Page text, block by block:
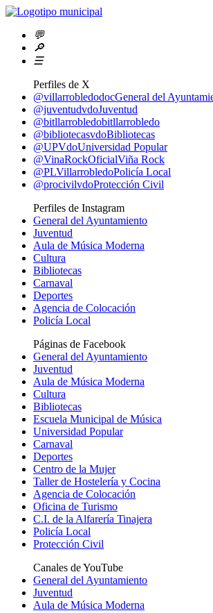
💬
🔎
☰
Perfiles de X
@villarrobledodocGeneral del
@juventudvdoJuventud
@bitllarrobledobitllarrobledo
@bibliotecasvdoBibliotecas
@UPVdoUniversidad Popular
@VinaRockOficialViña Rock
@PLVillarrobledoPolicía Local
@procivilvdoProtección Civil
Perfiles de Instagram
General del Ayuntamiento
Juventud
Aula de Música Moderna
Cultura
Bibliotecas
Carnaval
Deportes
Agencia de Colocación
Policía Local
Páginas de Facebook
General del Ayuntamiento
Juventud
Aula de Música Moderna
Cultura
Bibliotecas
Escuela Municipal de Música
Universidad Popular
Carnaval
Deportes
Centro de la Mujer
Taller de Hostelería y Cocina
Agencia de Colocación
Oficina de Turismo
C.I. de la Alfarería Tinajera
Policía Local
Protección Civil
Canales de YouTube
General del Ayuntamiento
Juventud
Aula de Música Moderna